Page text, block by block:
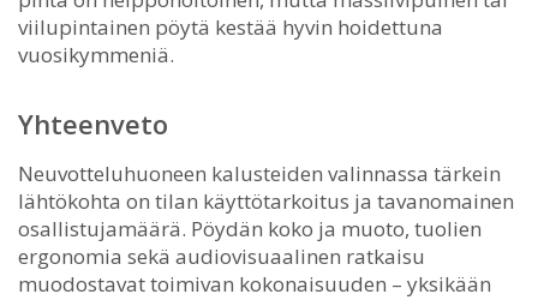
viilupintainen pöytä kestää hyvin hoidettuna
vuosikymmeniä.
Yhteenveto
Neuvotteluhuoneen kalusteiden valinnassa tärkein
lähtökohta on tilan käyttötarkoitus ja tavanomainen
osallistujamäärä. Pöydän koko ja muoto, tuolien
ergonomia sekä audiovisuaalinen ratkaisu
muodostavat toimivan kokonaisuuden – yksikään